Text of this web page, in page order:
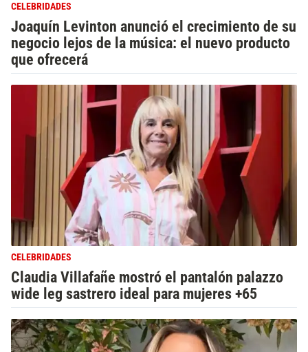
CELEBRIDADES
Joaquín Levinton anunció el crecimiento de su
negocio lejos de la música: el nuevo producto
que ofrecerá
CELEBRIDADES
Claudia Villafañe mostró el pantalón palazzo
wide leg sastrero ideal para mujeres +65